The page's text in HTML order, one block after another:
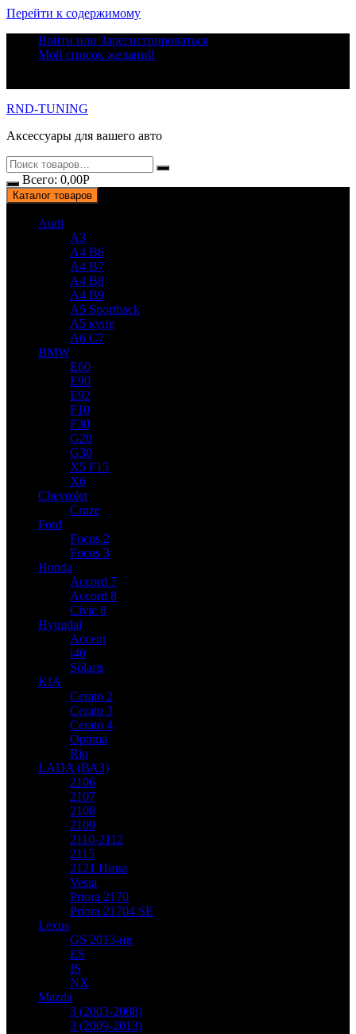
Перейти к содержимому
Войти или Зарегистрироваться
Мой список желаний
RND-TUNING
Аксессуары для вашего авто
Всего: 0,00Р
Каталог товаров
Audi
A3
A4 B6
A4 B7
A4 B8
A4 B9
A5 Sportback
A5 купе
A6 C7
BMW
E60
E90
E92
F10
F30
G20
G30
X5 F15
X6
Chevrolet
Cruze
Ford
Focus 2
Focus 3
Honda
Accord 7
Accord 8
Civic 8
Hyundai
Accent
i40
Solaris
KIA
Cerato 2
Cerato 3
Cerato 4
Optima
Rio
LADA (ВАЗ)
2106
2107
2108
2109
2110-2112
2115
2121 Нива
Vesta
Priora 2170
Priora 21704 SE
Lexus
GS 2013-нв
ES
IS
NX
Mazda
3 (2003-2008)
3 (2009-2013)